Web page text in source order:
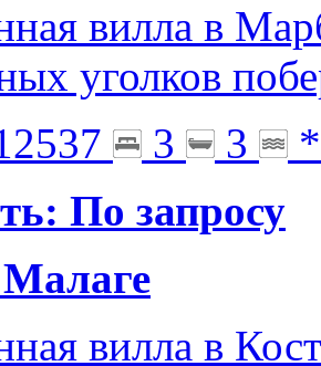
вилла в
уголков
3 3
*
По запросу
вилла в